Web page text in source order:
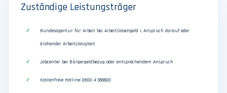
Zuständige Leistungsträger
Bundesagentur für Arbeit bei Arbeitslosengeld I, Anspruch darauf oder
drohender Arbeitslosigkeit
Jobcenter bei Bürgergeldbezug oder entsprechendem Anspruch
Kostenfreie Hotline: 0800 4 555500